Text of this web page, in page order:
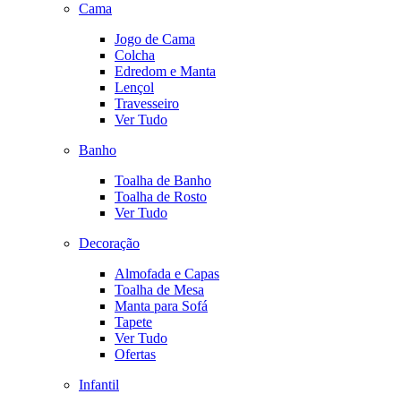
Cama
Jogo de Cama
Colcha
Edredom e Manta
Lençol
Travesseiro
Ver Tudo
Banho
Toalha de Banho
Toalha de Rosto
Ver Tudo
Decoração
Almofada e Capas
Toalha de Mesa
Manta para Sofá
Tapete
Ver Tudo
Ofertas
Infantil